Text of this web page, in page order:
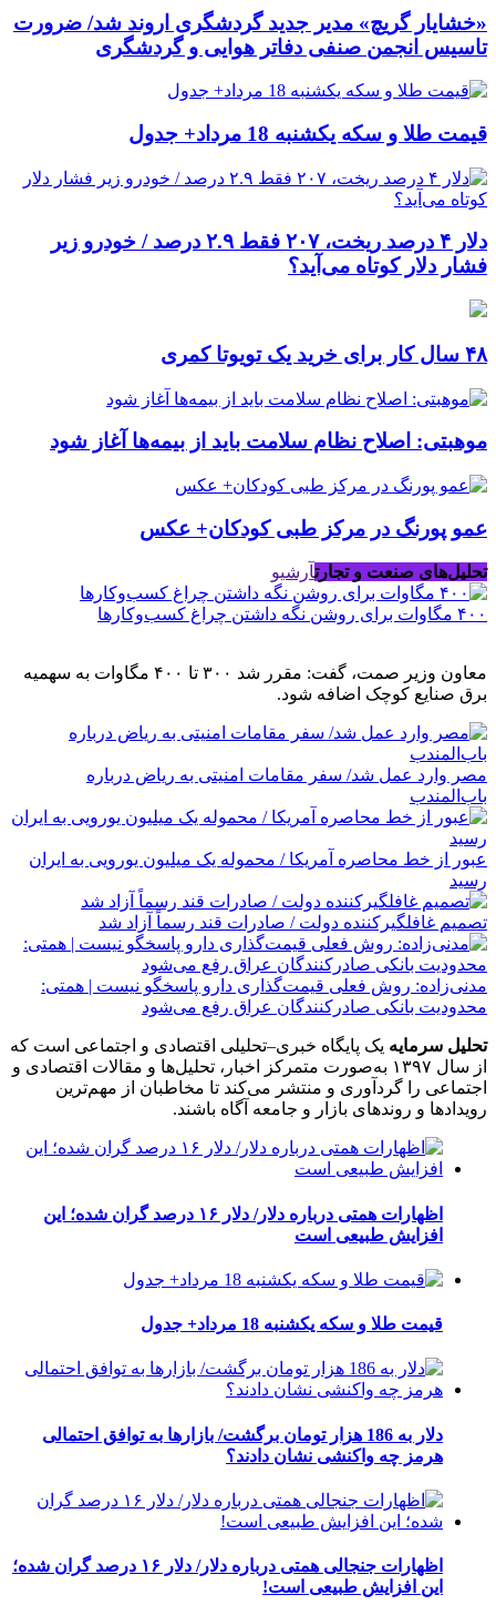
«خشایار گریچ» مدیر جدید گردشگری اروند شد/ ضرورت
تاسیس انجمن صنفی دفاتر هوایی و گردشگری
قیمت طلا و سکه یکشنبه 18 مرداد+ جدول
دلار ۴ درصد ریخت، ۲۰۷ فقط ۲.۹ درصد / خودرو زیر
فشار دلار کوتاه می‌آید؟
۴۸ سال کار برای خرید یک تویوتا کمری
موهبتی: اصلاح نظام سلامت باید از بیمه‌ها آغاز شود
عمو پورنگ در مرکز طبی کودکان+ عکس
تحلیل‌های صنعت و تجارتآرشیو
۴۰۰ مگاوات برای روشن نگه داشتن چراغ کسب‌وکار‌ها
معاون وزیر صمت، گفت: مقرر شد ۳۰۰ تا ۴۰۰ مگاوات به سهمیه
برق صنایع کوچک اضافه شود.
مصر وارد عمل شد/ سفر مقامات امنیتی به ریاض درباره
باب‌المندب
عبور از خط محاصره آمریکا / محموله یک میلیون یورویی به ایران
رسید
تصمیم غافلگیرکننده دولت / صادرات قند رسماً آزاد شد
مدنی‌زاده: روش فعلی قیمت‌گذاری دارو پاسخگو نیست | همتی:
محدودیت بانکی صادرکنندگان عراق رفع می‌شود
تحلیل سرمایه یک پایگاه خبری–تحلیلی اقتصادی و اجتماعی است که
از سال ۱۳۹۷ به‌صورت متمرکز اخبار، تحلیل‌ها و مقالات اقتصادی و
اجتماعی را گردآوری و منتشر می‌کند تا مخاطبان از مهم‌ترین
رویدادها و روندهای بازار و جامعه آگاه باشند.
اظهارات همتی درباره دلار/ دلار ۱۶ درصد گران شده؛ این
افزایش طبیعی است
قیمت طلا و سکه یکشنبه 18 مرداد+ جدول
دلار به 186 هزار تومان برگشت/ بازارها به توافق احتمالی
هرمز چه واکنشی نشان دادند؟
اظهارات جنجالی همتی درباره دلار/ دلار ۱۶ درصد گران شده؛
این افزایش طبیعی است!